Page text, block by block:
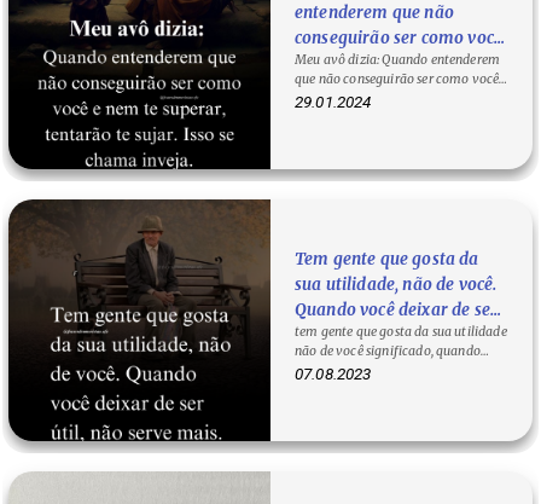
entenderem que não
conseguirão ser como você
e nem te superar, tentarão
te sujar. Isso se chama
inveja.
Meu avô dizia: Quando entenderem
que não conseguirão ser como você e
nem te superar, tentarão te sujar.…
29.01.2024
Tem gente que gosta da
sua utilidade, não de você.
Quando você deixar de ser
útil, não serve mais.
tem gente que gosta da sua utilidade
não de você significado, quando
você deixa de ser útil, frases sobre…
07.08.2023